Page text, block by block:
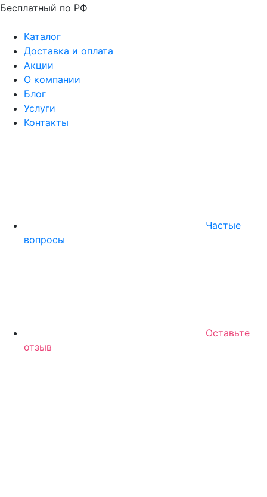
Бесплатный по РФ
Каталог
Доставка и оплата
Акции
О компании
Блог
Услуги
Контакты
Частые
вопросы
Оставьте
отзыв